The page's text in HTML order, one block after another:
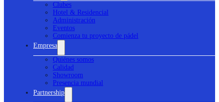
Clubes
Hotel & Residencial
Administración
Eventos
Comienza tu proyecto de pádel
Empresa
Quiénes somos
Calidad
Showroom
Presencia mundial
Partnership